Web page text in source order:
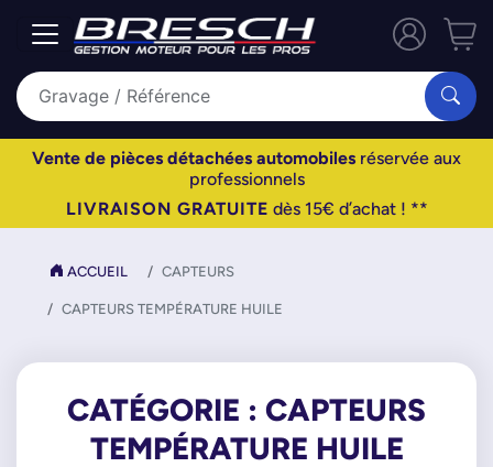
Vente de pièces détachées automobiles réservée aux
professionnels
LIVRAISON GRATUITE dès 15€ d’achat ! **
ACCUEIL CAPTEURS
CAPTEURS TEMPÉRATURE HUILE
CATÉGORIE : CAPTEURS
TEMPÉRATURE HUILE